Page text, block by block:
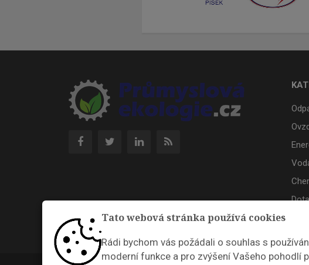
Tato webová stránka používá cookies
Rádi bychom vás požádali o souhlas s
moderní funkce a pro zvýšení Vašeho pohodlí